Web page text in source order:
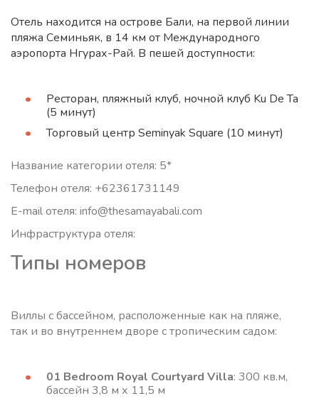
Отель находится на острове Бали, на первой линии
пляжа Семиньяк, в 14 км от Международного
аэропорта Нгурах-Рай. В пешей доступности:
Ресторан, пляжный клуб, ночной клуб Ku De Ta
(5 минут)
Торговый центр Seminyak Square (10 минут)
Название категории отеля: 5*
Телефон отеля: +62361731149
E-mail отеля: info@thesamayabali.com
Инфраструктура отеля:
Типы номеров
Виллы с бассейном, расположенные как на пляже,
так и во внутреннем дворе с тропическим садом:
01 Bedroom Royal Courtyard Villa: 300 кв.м,
бассейн 3,8 м х 11,5 м